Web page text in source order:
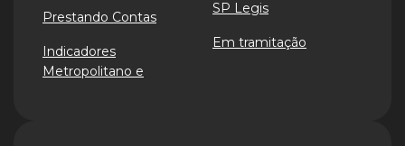
Prestando Contas
Indicadores
Metropolitano e
SP Legis
Em tramitação